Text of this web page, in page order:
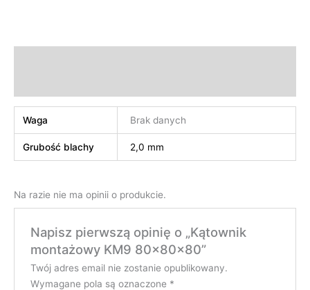
Waga Brak danych
Grubość blachy 2,0 mm
Na razie nie ma opinii o produkcie.
Napisz pierwszą opinię o „Kątownik
montażowy KM9 80x80x80”
Twój adres email nie zostanie opublikowany.
Wymagane pola są oznaczone *